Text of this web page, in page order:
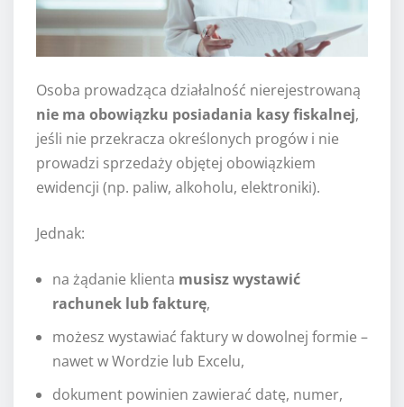
Osoba prowadząca działalność nierejestrowaną
nie ma obowiązku posiadania kasy fiskalnej,
jeśli nie przekracza określonych progów i nie
prowadzi sprzedaży objętej obowiązkiem
ewidencji (np. paliw, alkoholu, elektroniki).
Jednak:
na żądanie klienta musisz wystawić
rachunek lub fakturę,
możesz wystawiać faktury w dowolnej formie –
nawet w Wordzie lub Excelu,
dokument powinien zawierać datę, numer,